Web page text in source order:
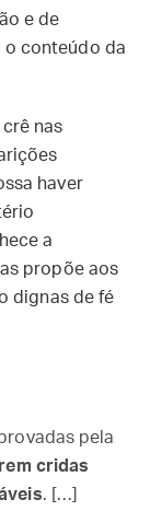
e de
o conteúdo da
nas
haver
a
propõe aos
dignas de fé
pela
cridas
. […]